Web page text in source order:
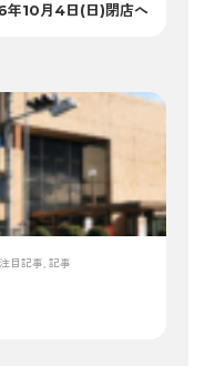
年10月4日(日)閉店へ
目記事, 記事